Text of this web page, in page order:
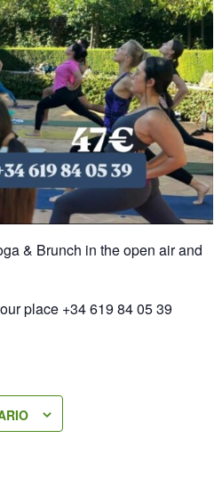
& Brunch in the open air and
place +34 619 84 05 39